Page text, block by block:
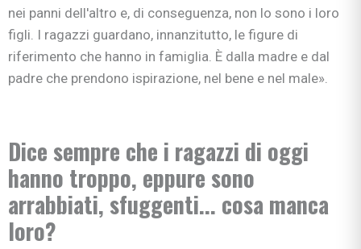
nei panni dell'altro e, di conseguenza, non lo sono i loro
figli. I ragazzi guardano, innanzitutto, le figure di
riferimento che hanno in famiglia. È dalla madre e dal
padre che prendono ispirazione, nel bene e nel male».
Dice sempre che i ragazzi di oggi
hanno troppo, eppure sono
arrabbiati, sfuggenti... cosa manca
loro?